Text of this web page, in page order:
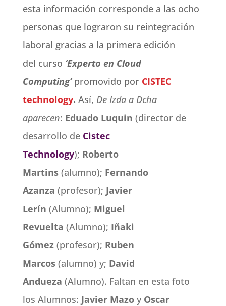
esta información corresponde a las ocho
personas que lograron su reintegración
laboral gracias a la primera edición
del curso ‘Experto en Cloud
Computing’ promovido por CISTEC
technology. Así, De Izda a Dcha
aparecen: Eduado Luquin (director de
desarrollo de Cistec
Technology); Roberto
Martins(alumno); Fernando
Azanza (profesor); Javier
Lerín (Alumno); Miguel
Revuelta (Alumno); Iñaki
Gómez(profesor); Ruben
Marcos(alumno) y; David
Andueza (Alumno). Faltan en esta foto
los Alumnos: Javier Mazoy Oscar